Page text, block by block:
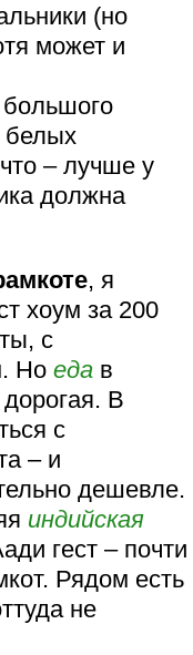
(но
может и
белых
– лучше у
должна
, я
хоум за 200
с
Ноеда в
В
с
– и
дешевле.
индийская
гест – почти
Рядом есть
не